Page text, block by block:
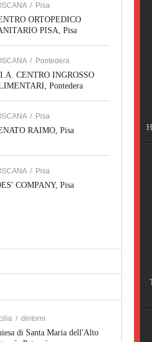
/ Pisa
ORTOPEDICO
PISA, Pisa
/ Pontedera
CENTRO INGROSSO
Pontedera
/ Pisa
RAIMO, Pisa
/ Pisa
COMPANY, Pisa
/ dintorni
di Santa Maria dell'Alto
HOTEL TOSCANA
HOTEL NOVECENTO PISA, Pisa